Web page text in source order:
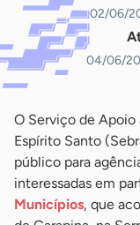
02/06/
04/06/
O Serviço de Apoio
Espírito Santo
público para
interessadas em
Municípios, que